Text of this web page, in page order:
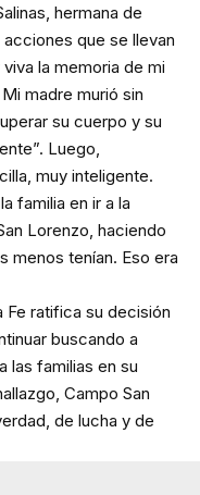
hermana de
que se llevan
la memoria de mi
madre murió sin
su cuerpo y su
Luego,
muy inteligente.
familia en ir a la
Lorenzo, haciendo
menos tenían. Eso era
Fe ratifica su decisión
buscando a
las familias en su
Campo San
de lucha y de